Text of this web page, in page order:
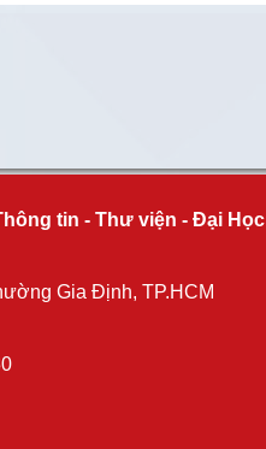
tin - Thư viện - Đại Học
Gia Định, TP.HCM